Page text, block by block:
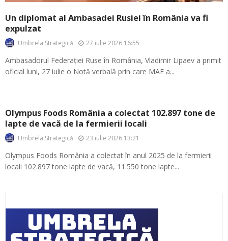
Un diplomat al Ambasadei Rusiei în România va fi
expulzat
Umbrela Strategică 27 iulie 2026 16:55
Ambasadorul Federației Ruse în România, Vladimir Lipaev a primit
oficial luni, 27 iulie o Notă verbală prin care MAE a...
Olympus Foods România a colectat 102.897 tone de
lapte de vacă de la fermierii locali
Umbrela Strategică 23 iulie 2026 13:21
Olympus Foods România a colectat în anul 2025 de la fermierii
locali 102.897 tone lapte de vacă, 11.550 tone lapte...